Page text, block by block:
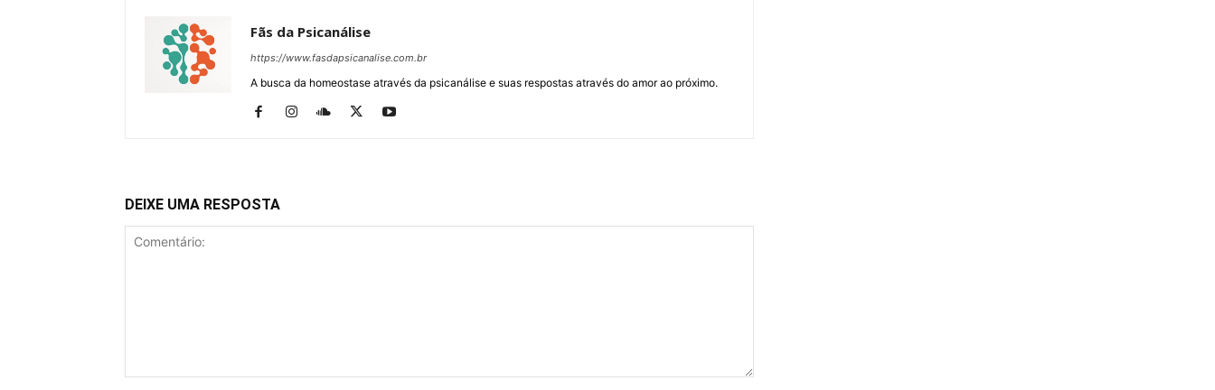
Fãs da Psicanálise
https://www.fasdapsicanalise.com.br
A busca da homeostase através da psicanálise e suas respostas através do amor ao próximo.
DEIXE UMA RESPOSTA